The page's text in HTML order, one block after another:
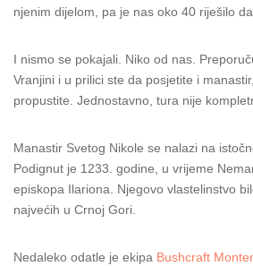
njenim dijelom, pa je nas oko 40 riješilo
I nismo se pokajali. Niko od nas.
Vranjini i u prilici ste da posjetite i
propustite. Jednostavno, tura nije
Manastir Svetog Nikole se nalazi na
Podignut je 1233. godine, u vrijeme
episkopa Ilariona. Njegovo vlastelinstvo
najvećih u Crnoj Gori.
Nedaleko odatle je ekipa Bushcraft